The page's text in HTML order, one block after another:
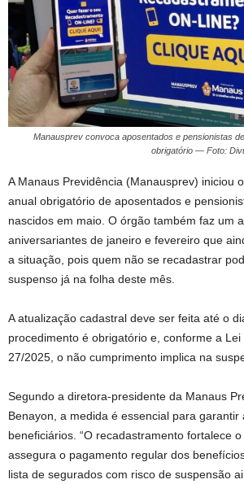
Manausprev convoca aposentados e pensionistas
obrigatório — Foto:
A Manaus Previdência (Manausprev) iniciou
anual obrigatório de aposentados e
nascidos em maio. O órgão também faz um
aniversariantes de janeiro e fevereiro que
a situação, pois quem não se recadastrar
suspenso já na folha deste mês.
A atualização cadastral deve ser feita até o
procedimento é obrigatório e, conforme a Lei
27/2025, o não cumprimento implica na
Segundo a diretora-presidente da Manaus
Benayon, a medida é essencial para garantir
beneficiários. “O recadastramento fortalece
assegura o pagamento regular dos
lista de segurados com risco de suspensão